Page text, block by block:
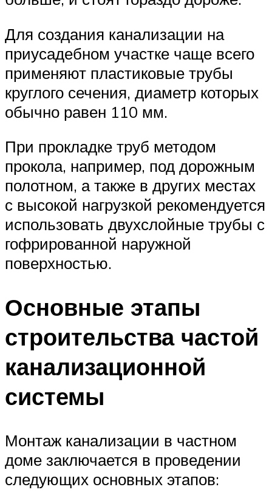
Для создания канализации на
приусадебном участке чаще всего
применяют пластиковые трубы
круглого сечения, диаметр которых
обычно равен 110 мм.
При прокладке труб методом
прокола, например, под дорожным
полотном, а также в других местах
с высокой нагрузкой рекомендуется
использовать двухслойные трубы с
гофрированной наружной
поверхностью.
Основные этапы
строительства частой
канализационной
системы
Монтаж канализации в частном
доме заключается в проведении
следующих основных этапов: